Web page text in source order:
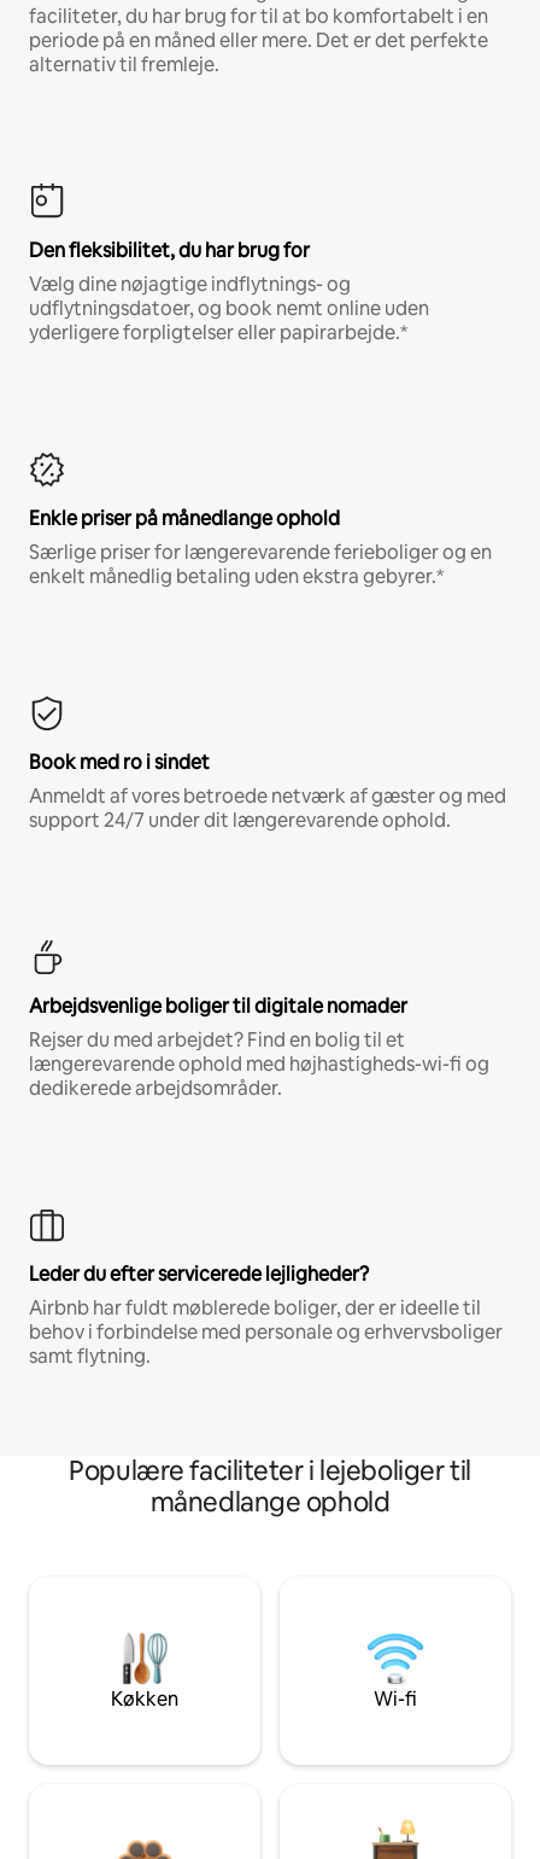
faciliteter, du har brug for til at bo komfortabelt i en
periode på en måned eller mere. Det er det perfekte
alternativ til fremleje.
Den fleksibilitet, du har brug for
Vælg dine nøjagtige indflytnings- og
udflytningsdatoer, og book nemt online uden
yderligere forpligtelser eller papirarbejde.*
Enkle priser på månedlange ophold
Særlige priser for længerevarende ferieboliger og en
enkelt månedlig betaling uden ekstra gebyrer.*
Book med ro i sindet
Anmeldt af vores betroede netværk af gæster og med
support 24/7 under dit længerevarende ophold.
Arbejdsvenlige boliger til digitale nomader
Rejser du med arbejdet? Find en bolig til et
længerevarende ophold med højhastigheds-wi-fi og
dedikerede arbejdsområder.
Leder du efter servicerede lejligheder?
Airbnb har fuldt møblerede boliger, der er ideelle til
behov i forbindelse med personale og erhvervsboliger
samt flytning.
Populære faciliteter i lejeboliger til
månedlange ophold
Køkken Wi-fi